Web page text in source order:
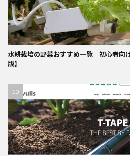
水耕栽培の野菜おすすめ一覧｜初心者向
版】